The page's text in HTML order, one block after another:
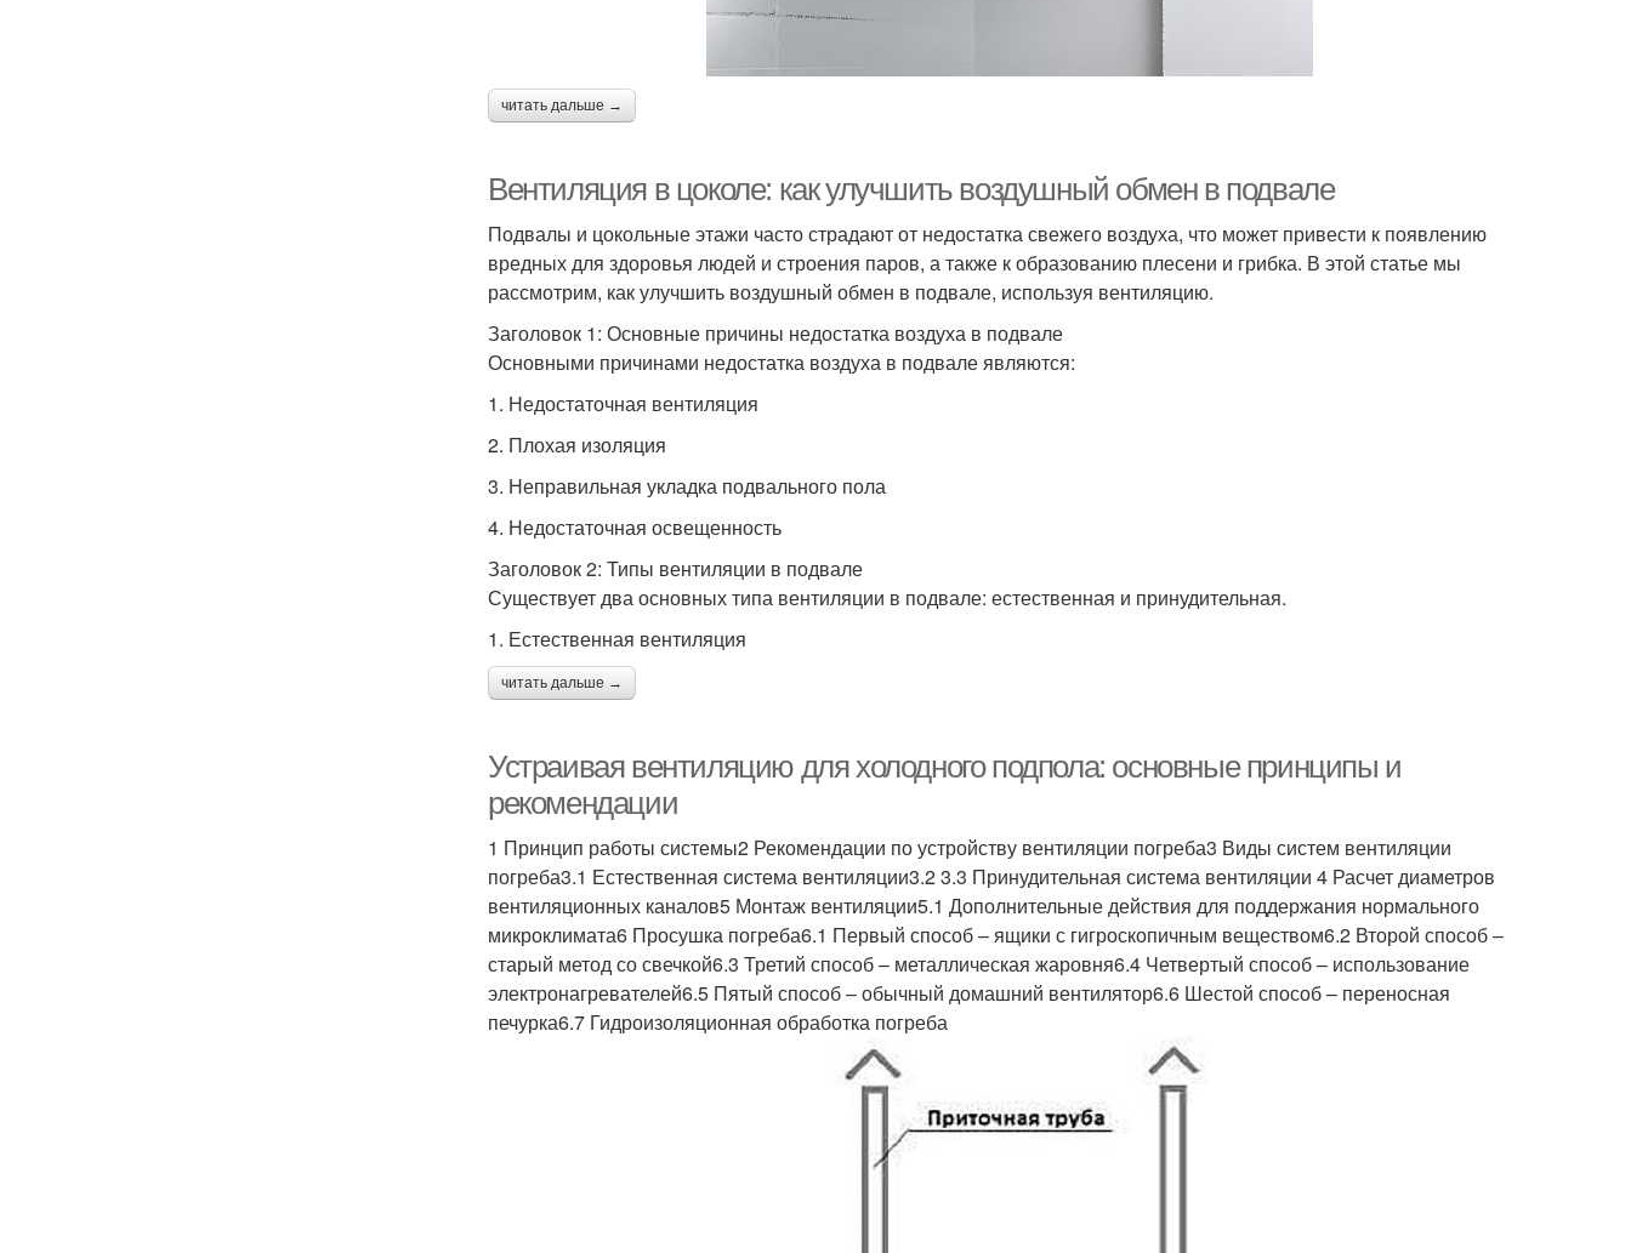
читать дальше →
Вентиляция в цоколе: как улучшить воздушный обмен в подвале
Подвалы и цокольные этажи часто страдают от недостатка свежего воздуха, что может привести к появлению
вредных для здоровья людей и строения паров, а также к образованию плесени и грибка. В этой статье мы
рассмотрим, как улучшить воздушный обмен в подвале, используя вентиляцию.
Заголовок 1: Основные причины недостатка воздуха в подвале
Основными причинами недостатка воздуха в подвале являются:
1. Недостаточная вентиляция
2. Плохая изоляция
3. Неправильная укладка подвального пола
4. Недостаточная освещенность
Заголовок 2: Типы вентиляции в подвале
Существует два основных типа вентиляции в подвале: естественная и принудительная.
1. Естественная вентиляция
читать дальше →
Устраивая вентиляцию для холодного подпола: основные принципы и
рекомендации
1 Принцип работы системы2 Рекомендации по устройству вентиляции погреба3 Виды систем вентиляции
погреба3.1 Естественная система вентиляции3.2 3.3 Принудительная система вентиляции 4 Расчет диаметров
вентиляционных каналов5 Монтаж вентиляции5.1 Дополнительные действия для поддержания нормального
микроклимата6 Просушка погреба6.1 Первый способ – ящики с гигроскопичным веществом6.2 Второй способ –
старый метод со свечкой6.3 Третий способ – металлическая жаровня6.4 Четвертый способ – использование
электронагревателей6.5 Пятый способ – обычный домашний вентилятор6.6 Шестой способ – переносная
печурка6.7 Гидроизоляционная обработка погреба